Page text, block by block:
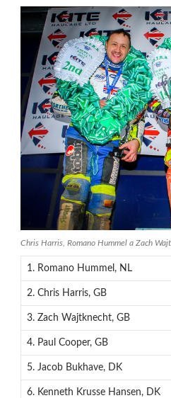
Chris Harris, Romano Hummel a Zach
1. Romano Hummel, NL
2. Chris Harris, GB
3. Zach Wajtknecht, GB
4. Paul Cooper, GB
5. Jacob Bukhave, DK
6. Kenneth Krusse Hansen, DK